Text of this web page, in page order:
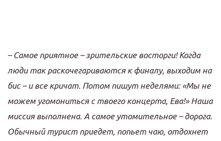
– Самое приятное–зрительские восторги!Когда
люди так раскочегариваются к финалу, выходим на
бис– и все кричат. Потом пишут неделями: «Мы не
можем угомониться с твоего концерта, Ева!» Наша
миссия выполнена. А самое утомительное–дорога.
Обычный турист приедет, попьет чаю, отдохнет